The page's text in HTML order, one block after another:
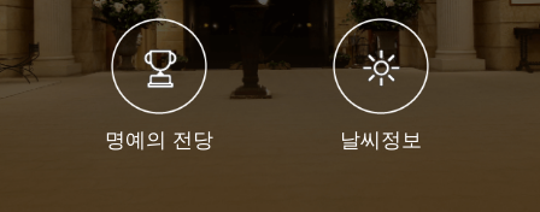
명예의 전당 날씨정보